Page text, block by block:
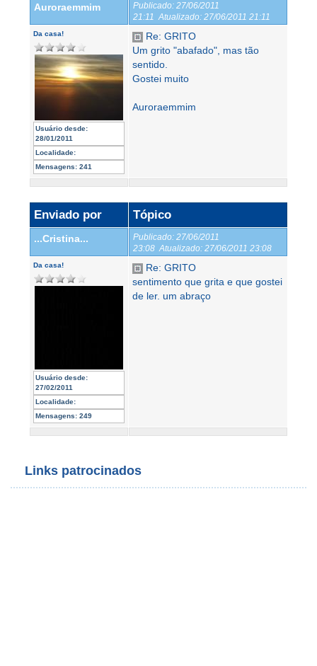
Auroraemmim Publicado: 27/06/2011
21:11 Atualizado: 27/06/2011 21:11
Da casa!
Usuário desde:
28/01/2011
Localidade:
Mensagens: 241
Re: GRITO
Um grito "abafado", mas tão
sentido.
Gostei muito
Auroraemmim
Enviado por Tópico
...Cristina... Publicado: 27/06/2011
23:08 Atualizado: 27/06/2011 23:08
Da casa!
Usuário desde:
27/02/2011
Localidade:
Mensagens: 249
Re: GRITO
sentimento que grita e que gostei
de ler. um abraço
Links patrocinados